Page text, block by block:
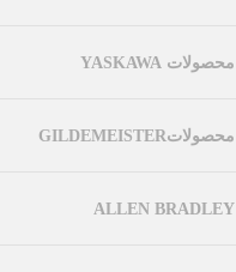
محصولات YASKAWA
محصولاتGILDEMEISTER
ALLEN BRADLEY